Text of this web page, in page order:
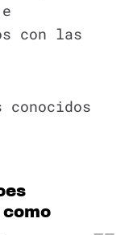
con las
conocidos